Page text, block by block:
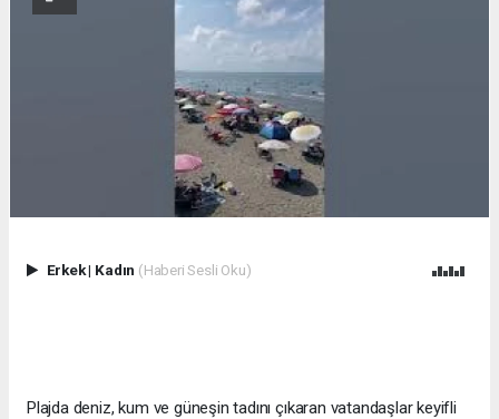
Erkek| Kadın (Haberi Sesli Oku)
Plajda deniz, kum ve güneşin tadını çıkaran vatandaşlar keyifli